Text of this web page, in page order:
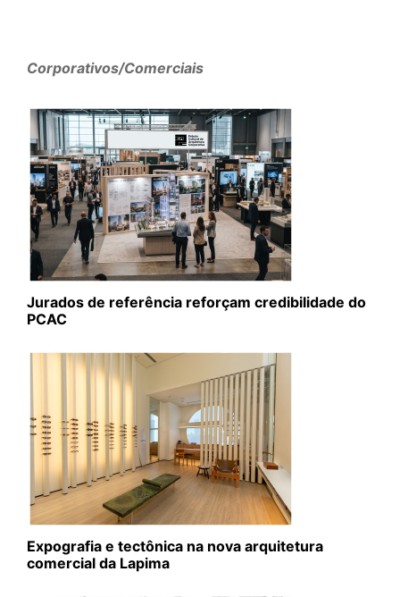
Corporativos/Comerciais
Jurados de referência reforçam credibilidade do
PCAC
Expografia e tectônica na nova arquitetura
comercial da Lapima